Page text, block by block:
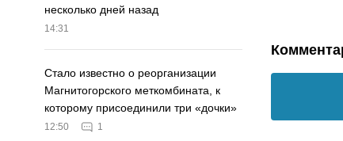
несколько дней назад
14:31
Стало известно о реорганизации
Магнитогорского меткомбината, к
которому присоединили три «дочки»
12:50 1